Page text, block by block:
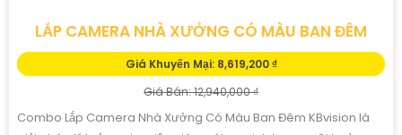
LẮP CAMERA NHÀ XƯỞNG CÓ MÀU BAN ĐÊM
Giá Khuyến Mại: 8,619,200 ₫
Giá Bán: 12,940,000 ₫
Combo Lắp Camera Nhà Xưởng Có Màu Ban Đêm KBvision là